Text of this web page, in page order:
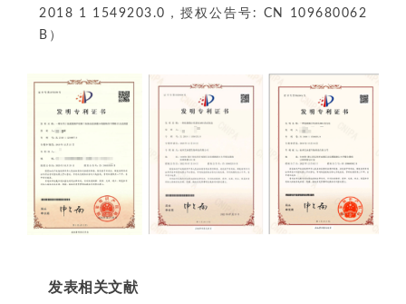
2018 1 1549203.0，授权公告号: CN 109680062
B）
发表相关文献